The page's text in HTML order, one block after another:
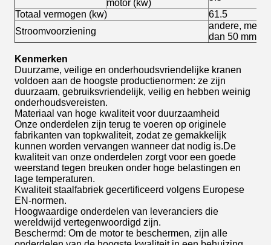
motor (kw)
Totaal vermogen (kw)
61.5
Stroomvoorziening
andere, met
dan 50 mm
Kenmerken
Duurzame, veilige en onderhoudsvriendelijke kranen
voldoen aan de hoogste productienormen: ze zijn
duurzaam, gebruiksvriendelijk, veilig en hebben weinig
onderhoudsvereisten.
Materiaal van hoge kwaliteit voor duurzaamheid
Onze onderdelen zijn terug te voeren op originele
fabrikanten van topkwaliteit, zodat ze gemakkelijk
kunnen worden vervangen wanneer dat nodig is.De
kwaliteit van onze onderdelen zorgt voor een goede
weerstand tegen breuken onder hoge belastingen en
lage temperaturen.
Kwaliteit staalfabriek gecertificeerd volgens Europese
EN-normen.
Hoogwaardige onderdelen van leveranciers die
wereldwijd vertegenwoordigd zijn.
Beschermd: Om de motor te beschermen, zijn alle